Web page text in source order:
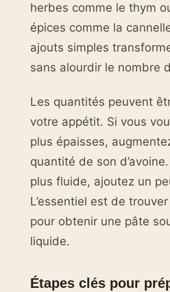
herbes comme le thym
épices comme la
ajouts simples
sans alourdir le nombre
Les quantités peuvent
votre appétit. Si vous
plus épaisses,
quantité de son
plus fluide, ajoutez un
L’essentiel est de
pour obtenir une pâte
liquide.
Étapes clés pour